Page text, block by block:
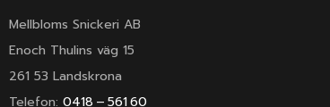
Mellbloms Snickeri AB
Enoch Thulins väg 15
261 53 Landskrona
Telefon: 0418 – 561 60